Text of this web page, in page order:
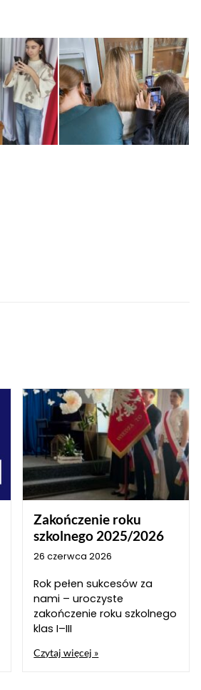
Zakończenie roku
szkolnego 2025/2026
26 czerwca 2026
Rok pełen sukcesów za
nami – uroczyste
zakończenie roku szkolnego
klas I–III
Czytaj więcej »